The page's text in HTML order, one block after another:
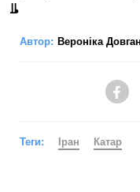
Автор: Вероніка
Теги: Іран Катар